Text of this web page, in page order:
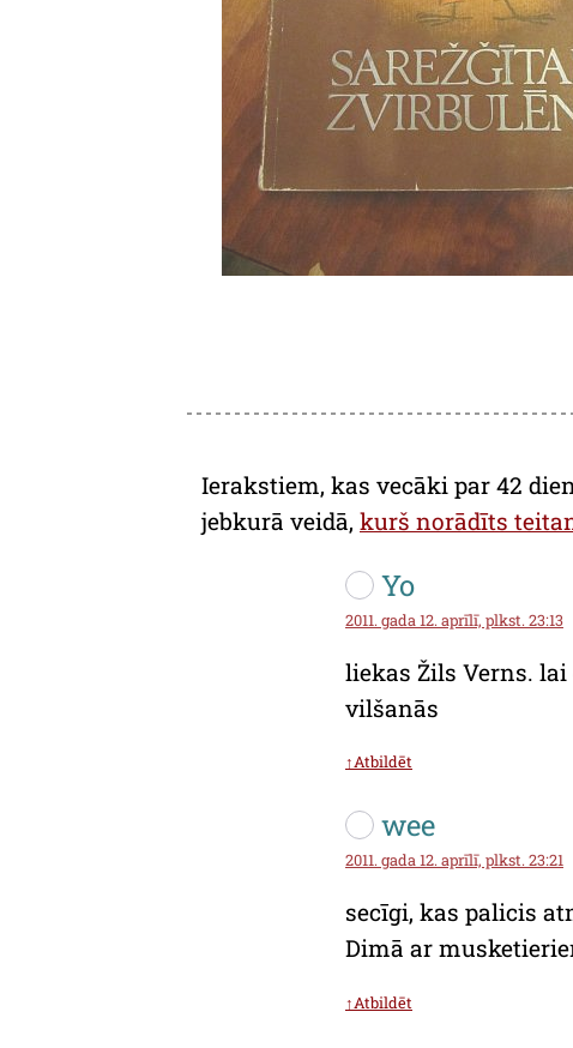
Ierakstiem, kas vecāki par 42
jebkurā veidā, kurš norādīts
Yo
2011. gada 12. aprīlī, plkst. 23:13
liekas Žils Verns.
vilšanās
↑Atbildēt
wee
2011. gada 12. aprīlī, plkst. 23:21
secīgi, kas palicis
Dimā ar
↑Atbildēt